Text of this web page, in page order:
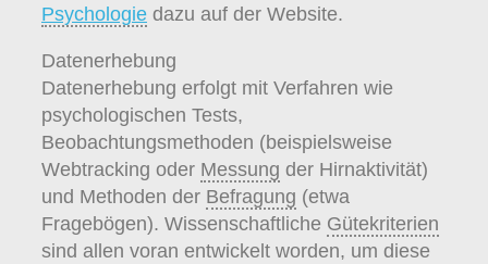
Psychologie dazu auf der Website.
Datenerhebung
Datenerhebung erfolgt mit Verfahren wie
psychologischen Tests,
Beobachtungsmethoden (beispielsweise
Webtracking oder Messung der Hirnaktivität)
und Methoden der Befragung (etwa
Fragebögen). Wissenschaftliche Gütekriterien
sind allen voran entwickelt worden, um diese